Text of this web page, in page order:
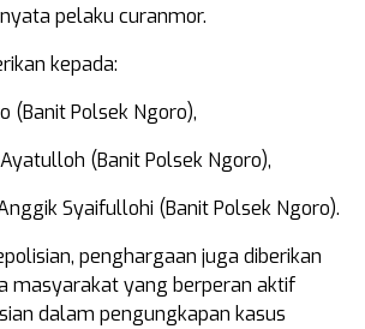
pelaku curanmor.
kepada:
(Banit Polsek Ngoro),
Ayatulloh (Banit Polsek Ngoro),
Anggik Syaifullohi (Banit Polsek Ngoro).
penghargaan juga diberikan
masyarakat yang berperan aktif
dalam pengungkapan kasus